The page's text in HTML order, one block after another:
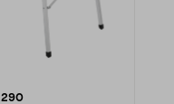
290arvostelut